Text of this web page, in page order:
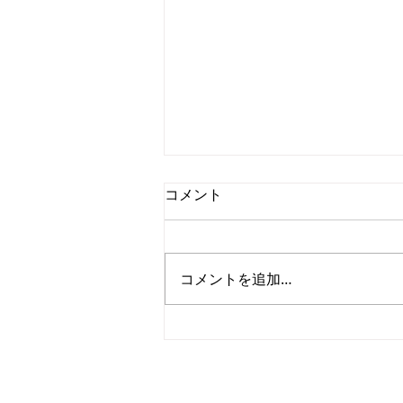
コメント
コメントを追加…